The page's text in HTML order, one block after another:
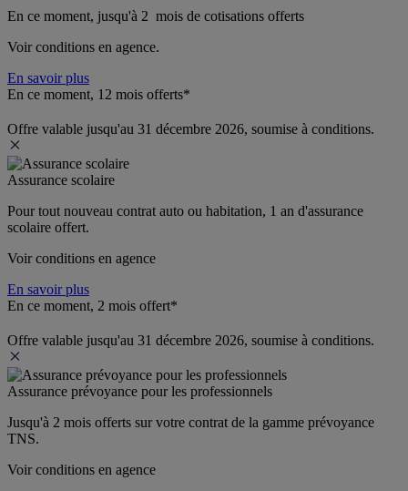
En ce moment, jusqu'à 2  mois de cotisations offerts
Voir conditions en agence.
En savoir plus
En ce moment, 12 mois offerts*
Offre valable jusqu'au 31 décembre 2026, soumise à conditions.
Assurance scolaire
Pour tout nouveau contrat auto ou habitation, 1 an d'assurance
scolaire offert.
Voir conditions en agence
En savoir plus
En ce moment, 2 mois offert*
Offre valable jusqu'au 31 décembre 2026, soumise à conditions.
Assurance prévoyance pour les professionnels
Jusqu'à 2 mois offerts sur votre contrat de la gamme prévoyance
TNS.
Voir conditions en agence